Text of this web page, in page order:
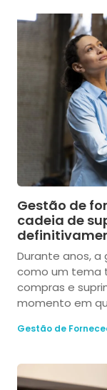
Gestão de
cadeia de
Durante anos,
como um tema
compras e
momento em
Gestão de